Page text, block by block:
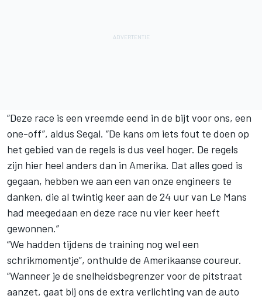
“Deze race is een vreemde eend in de bijt voor ons, een
one-off”, aldus Segal. “De kans om iets fout te doen op
het gebied van de regels is dus veel hoger. De regels
zijn hier heel anders dan in Amerika. Dat alles goed is
gegaan, hebben we aan een van onze engineers te
danken, die al twintig keer aan de 24 uur van Le Mans
had meegedaan en deze race nu vier keer heeft
gewonnen.”
“We hadden tijdens de training nog wel een
schrikmomentje”, onthulde de Amerikaanse coureur.
“Wanneer je de snelheidsbegrenzer voor de pitstraat
aanzet, gaat bij ons de extra verlichting van de auto